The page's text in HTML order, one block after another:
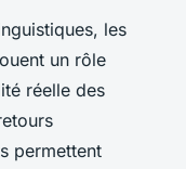
les
un rôle
réelle des
permettent